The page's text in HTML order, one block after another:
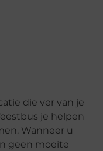
die ver van je
je helpen
Wanneer u
geen moeite